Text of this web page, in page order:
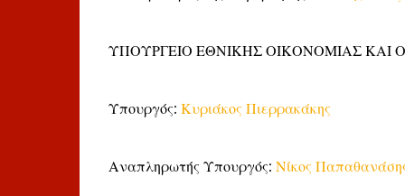
ΥΠΟΥΡΓΕΙΟ ΕΘΝΙΚΗΣ ΟΙΚΟΝΟΜΙΑΣ ΚΑΙ
Υπουργός: Κυριάκος Πιερρακάκης
Αναπληρωτής Υπουργός: Νίκος